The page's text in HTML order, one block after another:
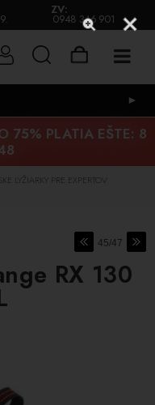
ZV:
0948 346 901
►
75% PLATIA EŠTE: 8
LYŽIARKY PRE EXPERTOV
45/47
RX 130